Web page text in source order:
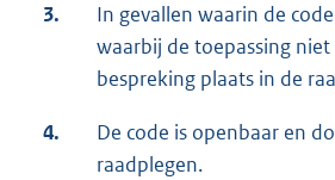
3.
In gevallen waarin de
waarbij de toepassing
bespreking plaats in de
4.
De code is openbaar en
raadplegen.